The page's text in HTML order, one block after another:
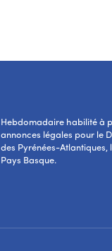
Hebdomadaire habilité à
annonces légales pour le
des Pyrénées-Atlantiques,
Pays Basque.